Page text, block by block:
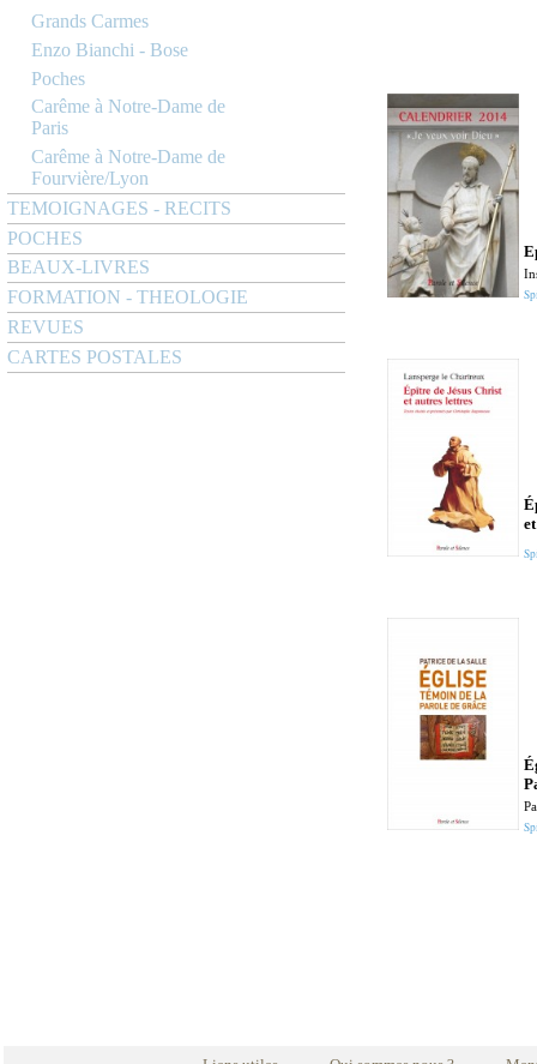
Grands Carmes
Enzo Bianchi - Bose
Poches
Carême à Notre-Dame de
Paris
Carême à Notre-Dame de
Fourvière/Lyon
TEMOIGNAGES - RECITS
POCHES
BEAUX-LIVRES
FORMATION - THEOLOGIE
REVUES
CARTES POSTALES